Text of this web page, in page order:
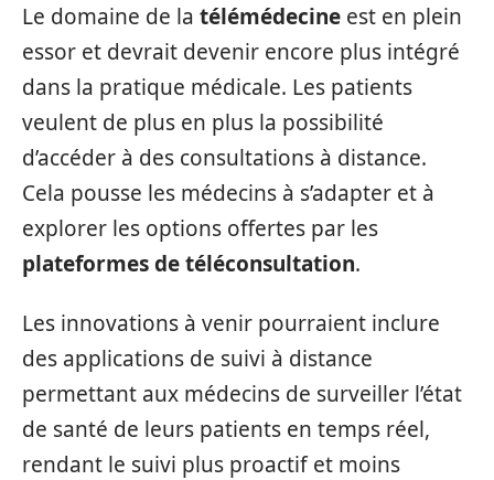
Le domaine de la télémédecine est en plein
essor et devrait devenir encore plus intégré
dans la pratique médicale. Les patients
veulent de plus en plus la possibilité
d’accéder à des consultations à distance.
Cela pousse les médecins à s’adapter et à
explorer les options offertes par les
plateformes de téléconsultation.
Les innovations à venir pourraient inclure
des applications de suivi à distance
permettant aux médecins de surveiller l’état
de santé de leurs patients en temps réel,
rendant le suivi plus proactif et moins